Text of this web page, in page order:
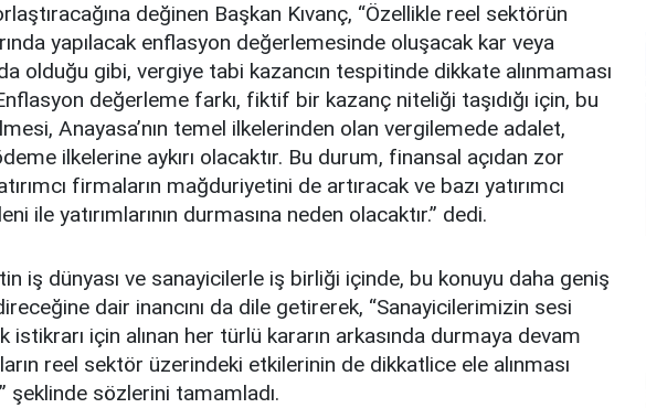
değinen Başkan Kıvanç, “Özellikle reel sektörün
yapılacak enflasyon değerlemesinde oluşacak kar veya
olduğu gibi, vergiye tabi kazancın tespitinde dikkate alınmaması
değerleme farkı, fiktif bir kazanç niteliği taşıdığı için, bu
Anayasa’nın temel ilkelerinden olan vergilemede adalet,
ilkelerine aykırı olacaktır. Bu durum, finansal açıdan zor
firmaların mağduriyetini de artıracak ve bazı yatırımcı
ile yatırımlarının durmasına neden olacaktır.” dedi.
iş dünyası ve sanayicilerle iş birliği içinde, bu konuyu daha geniş
dair inancını da dile getirerek, “Sanayicilerimizin sesi
için alınan her türlü kararın arkasında durmaya devam
reel sektör üzerindeki etkilerinin de dikkatlice ele alınması
şeklinde sözlerini tamamladı.